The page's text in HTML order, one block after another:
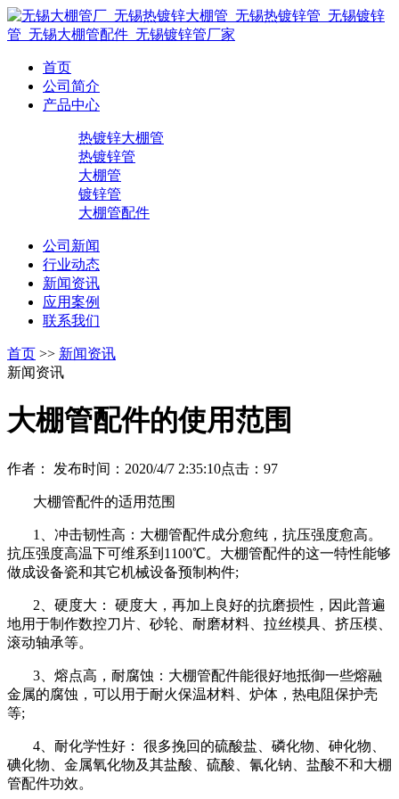
首页
公司简介
产品中心
热镀锌大棚管
热镀锌管
大棚管
镀锌管
大棚管配件
公司新闻
行业动态
新闻资讯
应用案例
联系我们
首页 >> 新闻资讯
新闻资讯
大棚管配件的使用范围
作者： 发布时间：2020/4/7 2:35:10点击： 97
大棚管配件的适用范围
1、冲击韧性高：大棚管配件成分愈纯，抗压强度愈高。
抗压强度高温下可维系到1100℃。大棚管配件的这一特性能够
做成设备瓷和其它机械设备预制构件;
2、硬度大： 硬度大，再加上良好的抗磨损性，因此普遍
地用于制作数控刀片、砂轮、耐磨材料、拉丝模具、挤压模、
滚动轴承等。
3、熔点高，耐腐蚀：大棚管配件能很好地抵御一些熔融
金属的腐蚀，可以用于耐火保温材料、炉体，热电阻保护壳
等;
4、耐化学性好： 很多挽回的硫酸盐、磷化物、砷化物、
碘化物、金属氧化物及其盐酸、硫酸、氰化钠、盐酸不和大棚
管配件功效。